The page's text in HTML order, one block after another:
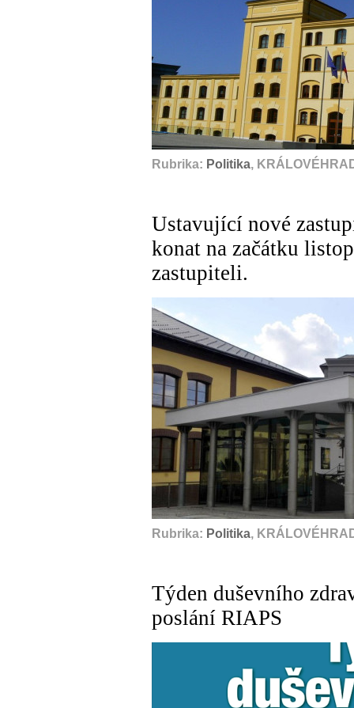
Rubrika: Politika,
Ustavující nové
konat na začátku
zastupiteli.
Rubrika: Politika,
Týden duševního
poslání RIAPS